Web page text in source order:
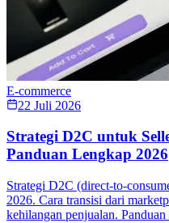
E-commerce
22 Juli 2026
Strategi D2C untuk
Panduan Lengkap 2026
Strategi D2C (direct-to-
2026. Cara transisi dari
kehilangan penjualan. Panduan